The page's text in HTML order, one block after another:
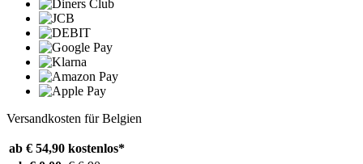
Versandkosten für Belgien
ab € 54,90 kostenlos*